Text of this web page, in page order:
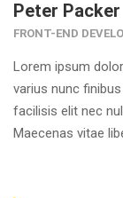
Peter Packer
FRONT-END
Lorem ipsum
varius nunc
facilisis elit nec
Maecenas vitae